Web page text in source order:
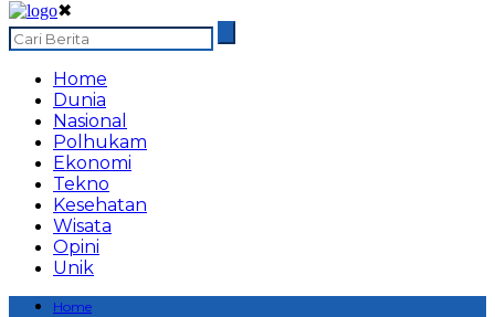
✖
Home
Dunia
Nasional
Polhukam
Ekonomi
Tekno
Kesehatan
Wisata
Opini
Unik
Home